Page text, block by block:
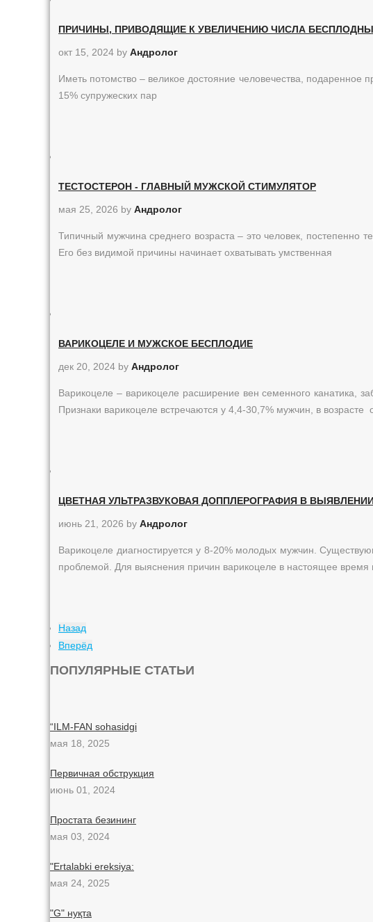
ПРИЧИНЫ, ПРИВОДЯЩИЕ К УВЕЛИЧЕНИЮ ЧИСЛА
окт 15, 2024 by Андролог
Иметь потомство – великое достояние человечества,
15% супружеских пар
ТЕСТОСТЕРОН - ГЛАВНЫЙ МУЖСКОЙ СТИМУЛЯТОР
мая 25, 2026 by Андролог
Типичный мужчина среднего возраста – это человек, постепенно
Его без видимой причины начинает охватывать умственная
ВАРИКОЦЕЛЕ И МУЖСКОЕ БЕСПЛОДИЕ
дек 20, 2024 by Андролог
Варикоцеле – варикоцеле расширение вен семенного канатика,
Признаки варикоцеле встречаются у 4,4-30,7% мужчин, в возрасте
ЦВЕТНАЯ УЛЬТРАЗВУКОВАЯ ДОППЛЕРОГРАФИЯ В
июнь 21, 2026 by Андролог
Варикоцеле диагностируется у 8-20% молодых мужчин.
проблемой. Для выяснения причин варикоцеле в настоящее время
Назад
Вперёд
ПОПУЛЯРНЫЕ СТАТЬИ
“ILM-FAN sohasidgi
мая 18, 2025
Первичная обструкция
июнь 01, 2024
Простата безининг
мая 03, 2024
"Ertalabki ereksiya:
мая 24, 2025
"G" нуқта